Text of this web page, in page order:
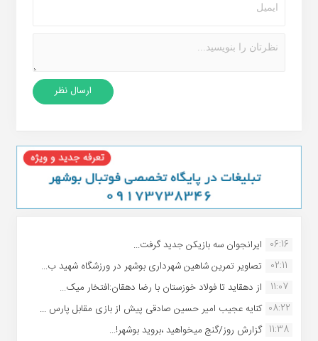
06:16 ایرانجوان سه بازیکن جدید گرفت...
02:11
تصاویر تمرین شاهین شهردارى بوشهر در ورزشگاه شهید ب...
11:07
از دهقاید تا فولاد خوزستان با رضا دهقان:افتخار میک...
08:22 کنایه عجیب امیر حسین صادقی پیش از بازی مقابل پارس ...
11:38 گزارش روز/گنج میخواهید ،بروید بوشهر!...